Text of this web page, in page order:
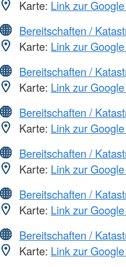
Karte: Link zur
Bereitschaften /
Karte: Link zur
Bereitschaften /
Karte: Link zur
Bereitschaften /
Karte: Link zur
Bereitschaften /
Karte: Link zur
Bereitschaften /
Karte: Link zur
Bereitschaften /
Karte: Link zur